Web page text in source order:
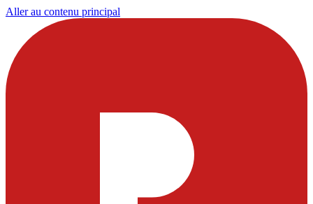
Aller au contenu principal